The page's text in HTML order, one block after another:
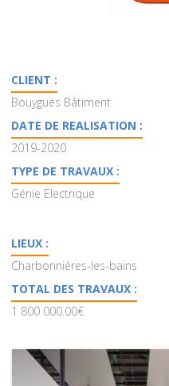
CLIENT :
Bouygues Bâtiment
DATE DE REALISATION :
2019-2020
TYPE DE TRAVAUX :
Génie Electrique
LIEUX :
Charbonnières-les-bains
TOTAL DES TRAVAUX :
1 800 000.00€